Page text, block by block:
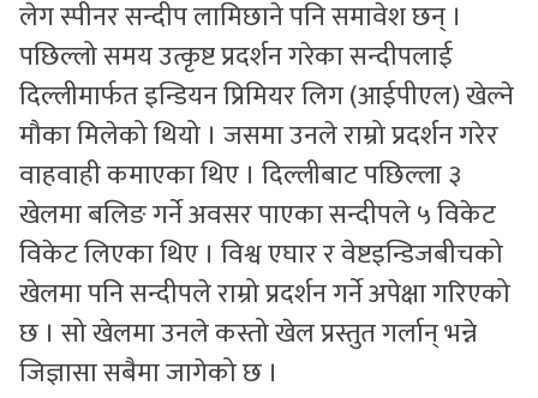
लेग स्पीनर सन्दीप लामिछाने पनि समावेश छन् ।
पछिल्लो समय उत्कृष्ट प्रदर्शन गरेका सन्दीपलाई
दिल्लीमार्फत इन्डियन प्रिमियर लिग (आईपीएल) खेल्ने
मौका मिलेको थियो । जसमा उनले राम्रो प्रदर्शन गरेर
वाहवाही कमाएका थिए । दिल्लीबाट पछिल्ला ३
खेलमा बलिङ गर्ने अवसर पाएका सन्दीपले ५ विकेट
विकेट लिएका थिए । विश्व एघार र वेष्टइन्डिजबीचको
खेलमा पनि सन्दीपले राम्रो प्रदर्शन गर्ने अपेक्षा गरिएको
छ । सो खेलमा उनले कस्तो खेल प्रस्तुत गर्लान् भन्ने
जिज्ञासा सबैमा जागेको छ ।